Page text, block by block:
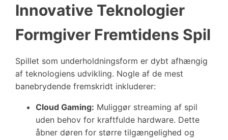
Innovative Teknologier
Formgiver Fremtidens Spil
Spillet som underholdningsform er dybt afhængig
af teknologiens udvikling. Nogle af de mest
banebrydende fremskridt inkluderer:
Cloud Gaming: Muliggør streaming af spil
uden behov for kraftfulde hardware. Dette
åbner døren for større tilgængelighed og